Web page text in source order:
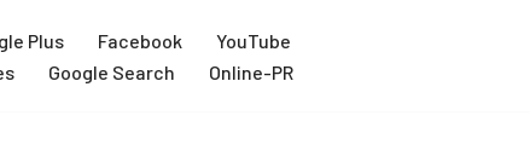
Plus Facebook
YouTube
Google Search Online-PR